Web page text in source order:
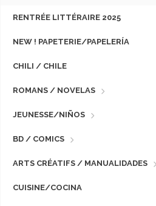
RENTRÉE LITTÉRAIRE 2025
NEW ! PAPETERIE/PAPELERÍA
CHILI / CHILE
ROMANS / NOVELAS
JEUNESSE/NIÑOS
BD / COMICS
ARTS CRÉATIFS / MANUALIDADES
CUISINE/COCINA